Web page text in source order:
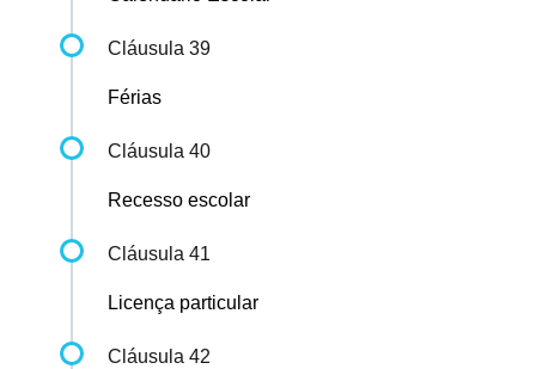
Cláusula 39
Férias
Cláusula 40
Recesso escolar
Cláusula 41
Licença particular
Cláusula 42